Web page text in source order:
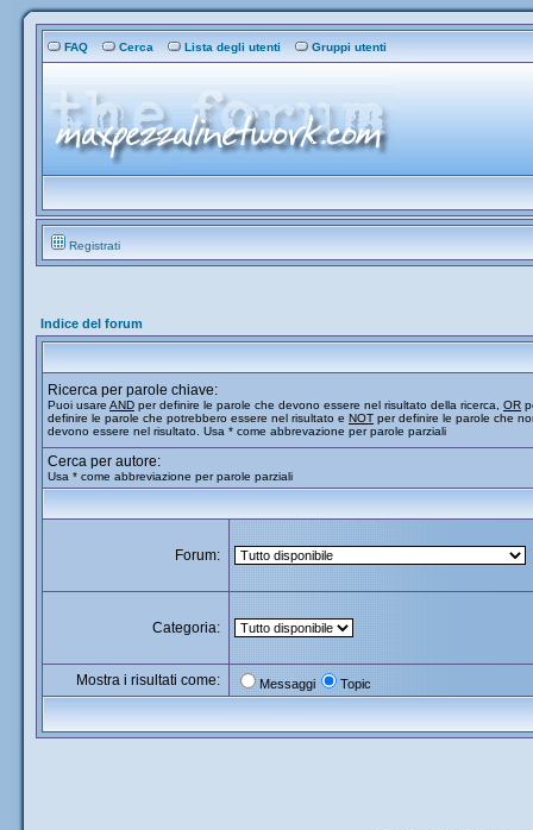
FAQ Cerca Lista degli utenti Gruppi utenti
Registrati
Indice del forum
Ricerca per parole chiave:
Puoi usare AND per definire le parole che devono essere nel risultato della ricerca, OR
definire le parole che potrebbero essere nel risultato e NOT per definire le parole che
devono essere nel risultato. Usa * come abbrevazione per parole parziali
Cerca per autore:
Usa * come abbreviazione per parole parziali
Forum:
Categoria:
Mostra i risultati come: Messaggi Topic